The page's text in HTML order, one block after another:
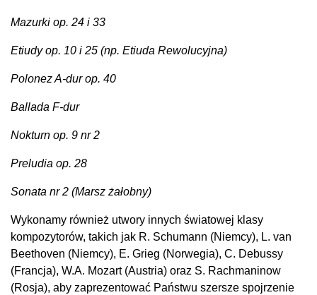
​Mazurki op. 24 i 33
​Etiudy op. 10 i 25 (np. Etiuda Rewolucyjna)
​Polonez A-dur op. 40
​Ballada F-dur
​Nokturn op. 9 nr 2
​Preludia op. 28
​Sonata nr 2 (Marsz żałobny)
​Wykonamy również utwory innych światowej klasy
kompozytorów, takich jak R. Schumann (Niemcy), L. van
Beethoven (Niemcy), E. Grieg (Norwegia), C. Debussy
(Francja), W.A. Mozart (Austria) oraz S. Rachmaninow
(Rosja), aby zaprezentować Państwu szersze spojrzenie